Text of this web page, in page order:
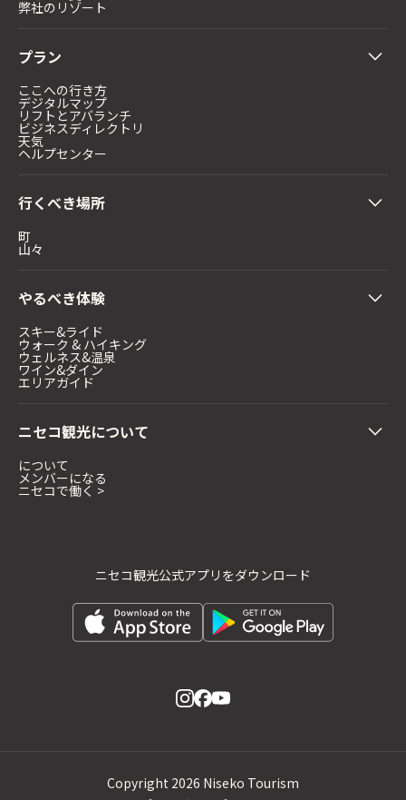
弊社のリゾート
プラン
ここへの行き方
デジタルマップ
リフトとアバランチ
ビジネスディレクトリ
天気
ヘルプセンター
行くべき場所
町
山々
やるべき体験
スキー&ライド
ウォーク & ハイキング
ウェルネス&温泉
ワイン&ダイン
エリアガイド
ニセコ観光について
について
メンバーになる
ニセコで働く >
ニセコ観光公式アプリをダウンロード
Copyright 2026 Niseko Tourism